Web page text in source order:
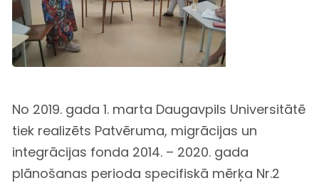
No 2019. gada 1. marta Daugavpils Universitātē
tiek realizēts Patvēruma, migrācijas un
integrācijas fonda 2014. – 2020. gada
plānošanas perioda specifiskā mērķa Nr.2